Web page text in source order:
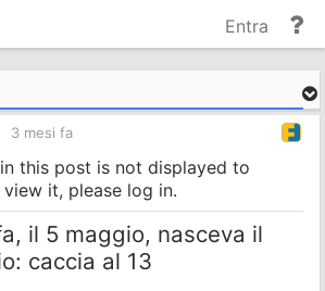
e
Entra
3 mesi fa
this post is not displayed to
it, please log in.
il 5 maggio, nasceva il
caccia al 13